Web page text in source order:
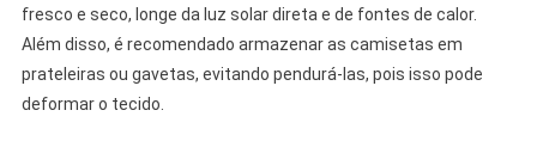
fresco e seco, longe da luz solar direta e de fontes de calor.
Além disso, é recomendado armazenar as camisetas em
prateleiras ou gavetas, evitando pendurá-las, pois isso pode
deformar o tecido.